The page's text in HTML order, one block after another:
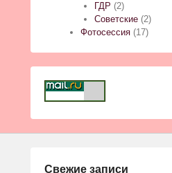
ГДР (2)
Советские(2)
Фотосессия (17)
Свежие записи